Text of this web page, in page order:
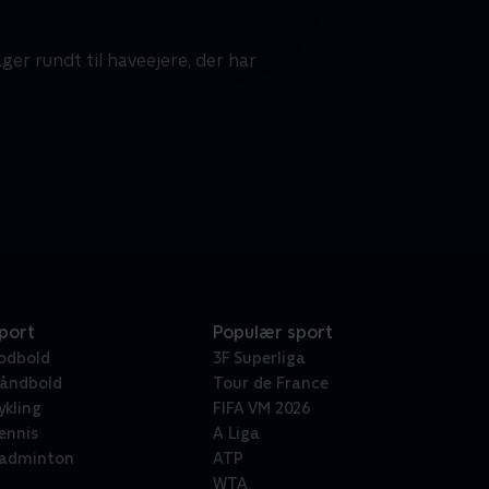
rundt til haveejere, der har
Populær sport
3F Superliga
Tour de France
FIFA VM 2026
A Liga
ATP
WTA